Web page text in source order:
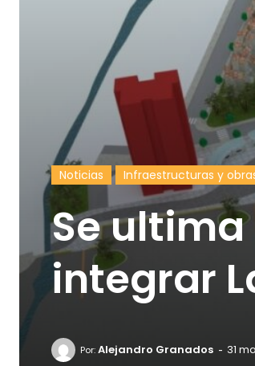
Noticias Infraestructuras y
Se
integrar
Por:Alejandro Granados - 31